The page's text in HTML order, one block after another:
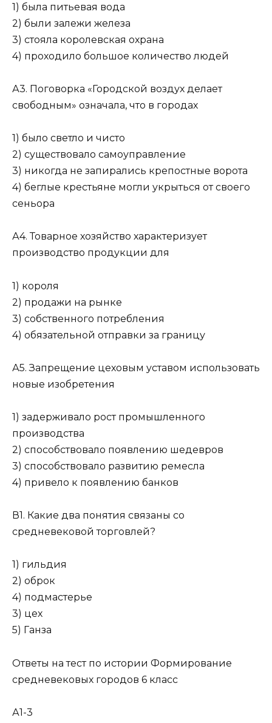
1) была питьевая вода
2) были залежи железа
3) стояла королевская охрана
4) проходило большое количество людей
А3. Поговорка «Городской воздух делает
свободным» означала, что в городах
1) было светло и чисто
2) существовало самоуправление
3) никогда не запирались крепостные ворота
4) беглые крестьяне могли укрыться от своего
сеньора
А4. Товарное хозяйство характеризует
производство продукции для
1) короля
2) продажи на рынке
3) собственного потребления
4) обязательной отправки за границу
А5. Запрещение цеховым уставом использовать
новые изобретения
1) задерживало рост промышленного
производства
2) способствовало появлению шедевров
3) способствовало развитию ремесла
4) привело к появлению банков
В1. Какие два понятия связаны со
средневековой торговлей?
1) гильдия
2) оброк
4) подмастерье
3) цех
5) Ганза
Ответы на тест по истории Формирование
средневековых городов 6 класс
А1-3